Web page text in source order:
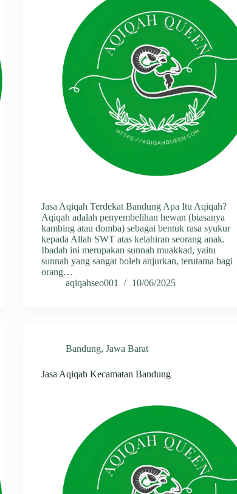
Jasa Aqiqah Terdekat Bandung Apa Itu Aqiqah?
Aqiqah adalah penyembelihan hewan (biasanya
kambing atau domba) sebagai bentuk rasa syukur
kepada Allah SWT atas kelahiran seorang anak.
Ibadah ini merupakan sunnah muakkad, yaitu
sunnah yang sangat boleh anjurkan, terutama bagi
orang…
aqiqahseo001
10/06/2025
Bandung,Jawa Barat
Jasa Aqiqah Kecamatan Bandung